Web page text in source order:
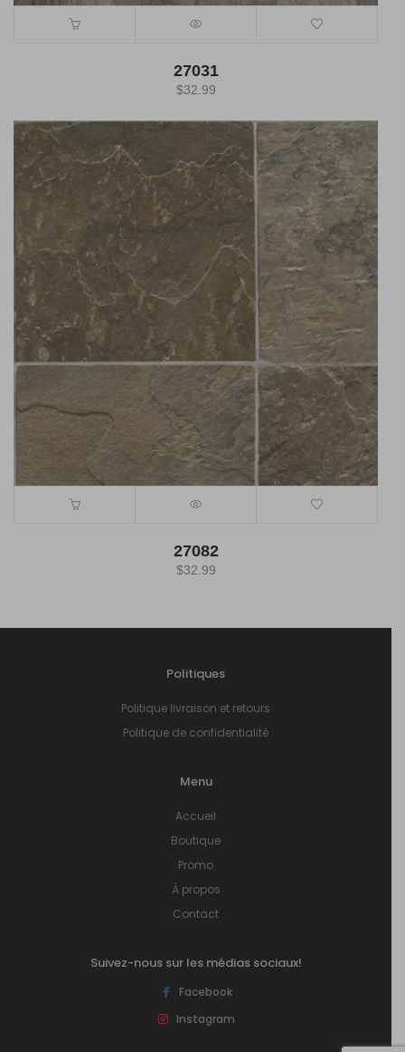
27031
$32.99
27082
$32.99
Politiques
Politique livraison et retours
Politique de confidentialité
Menu
Accueil
Boutique
Promo
À propos
Contact
Suivez-nous sur les médias sociaux!
Facebook
Instagram